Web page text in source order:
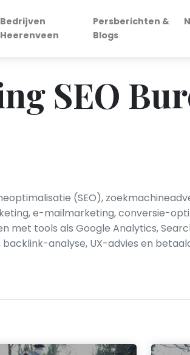
Bedrijven
Heerenveen
Persberichten &
Blogs
SEO
(SEO),
e-mailmarketing, conversie-
tools als Google Analytics,
analyse, UX-advies en